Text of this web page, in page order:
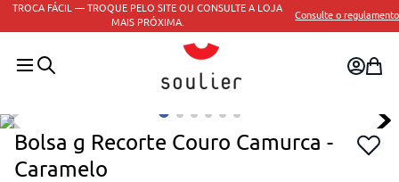
TROCA FÁCIL — TROQUE PELO SITE OU CONSULTE A LOJA
MAIS PRÓXIMA.
Consulte o regulamento
Bolsa g Recorte Couro Camurca -
Caramelo